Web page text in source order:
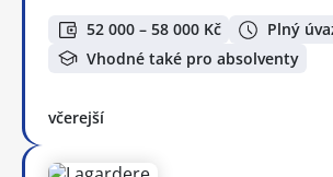
52 000 – 58 000 Kč
Plný
Vhodné také pro absolventy
včerejší